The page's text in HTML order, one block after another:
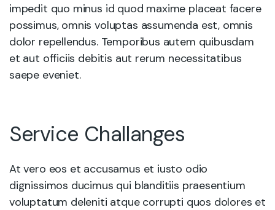
impedit quo minus id quod maxime placeat facere
possimus, omnis voluptas assumenda est, omnis
dolor repellendus. Temporibus autem quibusdam
et aut officiis debitis aut rerum necessitatibus
saepe eveniet.
Service Challanges
At vero eos et accusamus et iusto odio
dignissimos ducimus qui blanditiis praesentium
voluptatum deleniti atque corrupti quos dolores et